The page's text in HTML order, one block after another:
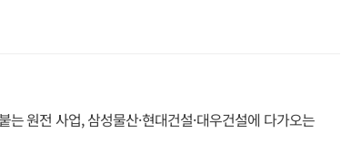
는 원전 사업, 삼성물산·현대건설·대우건설에 다가오는